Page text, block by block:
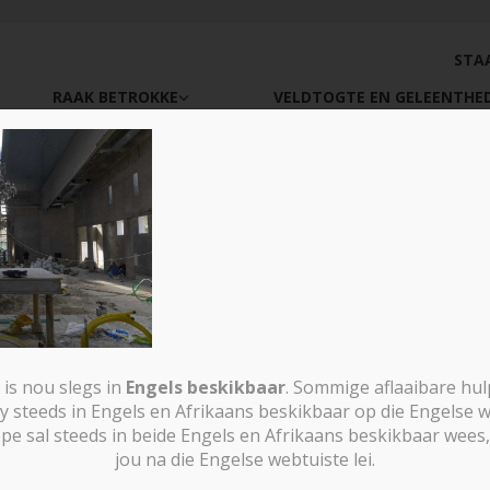
RAAK BETROKKE VELDTOGTE EN
elias-
2026-05-13
nou slegs in Engels beskikbaar. Sommige aflaaibare
steeds in Engels en Afrikaans beskikbaar op die Engelse
sal steeds in beide Engels en Afrikaans beskikbaar
jou na die Engelse webtuiste lei.